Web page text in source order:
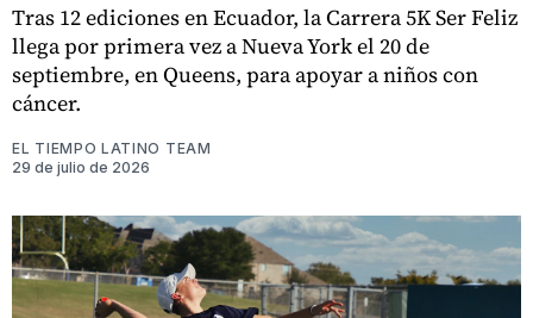
Tras 12 ediciones en Ecuador, la Carrera 5K Ser Feliz
llega por primera vez a Nueva York el 20 de
septiembre, en Queens, para apoyar a niños con
cáncer.
EL TIEMPO LATINO TEAM
29 de julio de 2026